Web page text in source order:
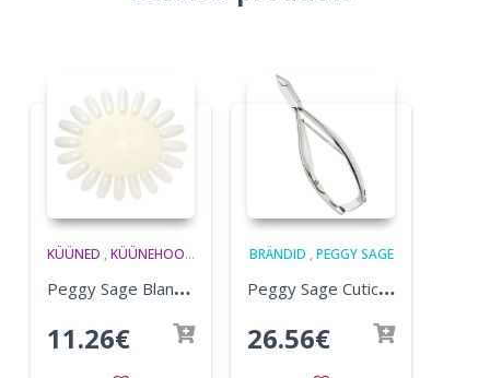
KÜÜNED ,KÜÜNEHOOLDUS
P
eggy Sage Blank Nail Lacquer Palette x10
11.26€
BRÄNDID , PEGGY SAGE
P
eggy Sage Cuticle Nipper
26.56€